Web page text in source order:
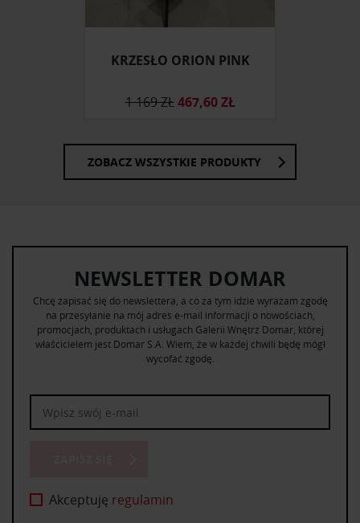
KRZESŁO ORION PINK
1 169 ZŁ 467,60 ZŁ
ZOBACZ WSZYSTKIE PRODUKTY
NEWSLETTER DOMAR
Chcę zapisać się do newslettera, a co za tym idzie wyrażam zgodę
na przesyłanie na mój adres e-mail informacji o nowościach,
promocjach, produktach i usługach Galerii Wnętrz Domar, której
właścicielem jest Domar S.A. Wiem, że w każdej chwili będę mógł
wycofać zgodę.
Akceptuję regulamin